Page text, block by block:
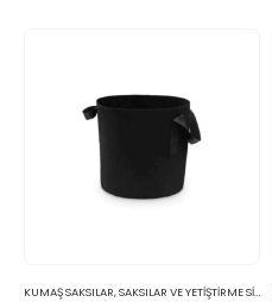
KUMAŞ SAKSILAR,SAKSILAR VE YETIŞTIRME SISTEMLERI